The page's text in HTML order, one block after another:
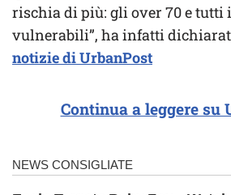
rischia di più: gli over 70 e tutti
vulnerabili”, ha infatti
notizie di UrbanPost
Continua a leggere su